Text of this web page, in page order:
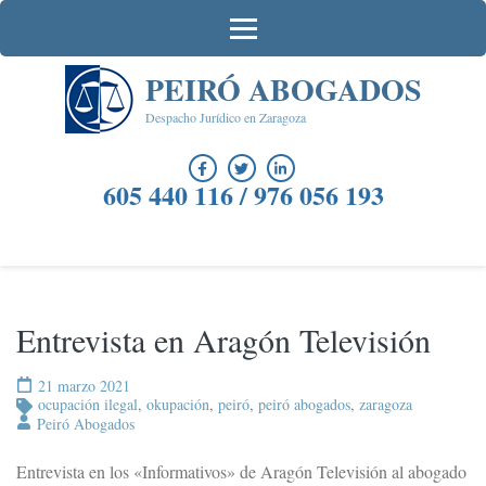
Saltar
contenido
PEIRÓ ABOGADOS
Despacho Jurídico en Zaragoza
605 440 116 / 976 056 193
Entrevista en Aragón Televisión
21 marzo 2021
ocupación ilegal, okupación, peiró, peiró abogados, zaragoza
Peiró Abogados
Entrevista en los «Informativos» de Aragón Televisión al abogado